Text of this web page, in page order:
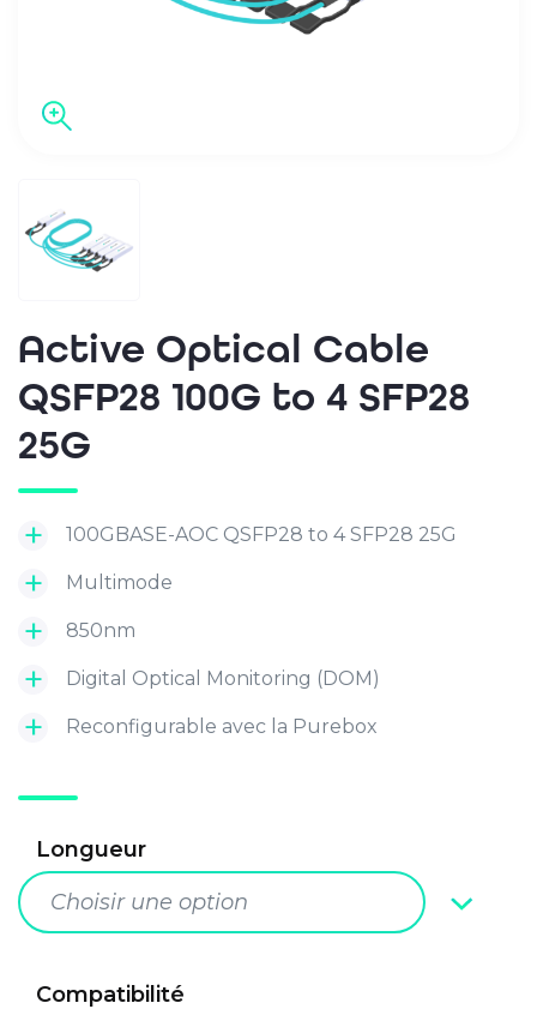
Active Optical Cable
QSFP28 100G to 4 SFP28
25G
100GBASE-AOC QSFP28 to 4 SFP28 25G
Multimode
850nm
Digital Optical Monitoring (DOM)
Reconfigurable avec la Purebox
Longueur
Choisir une option
Compatibilité